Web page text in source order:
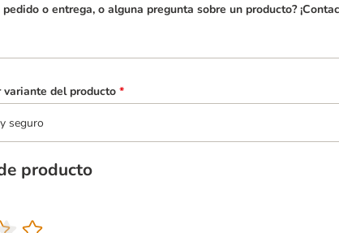
o entrega, o alguna pregunta sobre un producto?
variante del producto *
seguro
producto